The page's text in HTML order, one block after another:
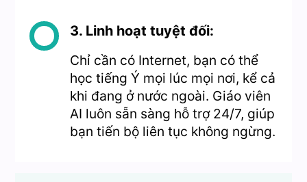
3. Linh hoạt tuyệt đối:
Chỉ cần có Internet, bạn có thể
học tiếng Ý mọi lúc mọi nơi, kể cả
khi đang ở nước ngoài. Giáo viên
AI luôn sẵn sàng hỗ trợ 24/7, giúp
bạn tiến bộ liên tục không ngừng.